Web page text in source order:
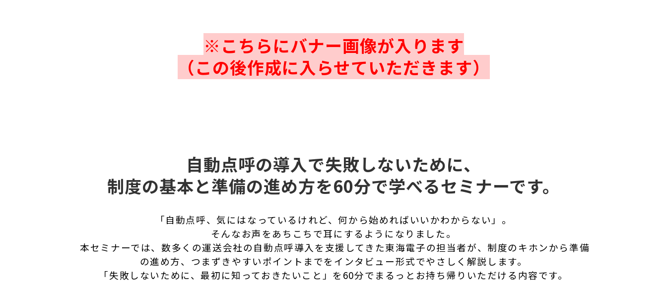
※こちらにバナー画像が入ります
（この後作成に入らせていただきます）
自動点呼の導入で失敗しないために、
制度の基本と準備の進め方を60分で学べるセミナーです。
「自動点呼、気にはなっているけれど、何から始めればいいかわからない」。
そんなお声をあちこちで耳にするようになりました。
本セミナーでは、数多くの運送会社の自動点呼導入を支援してきた東海電子の担当者が、制度のキホンから準備
の進め方、つまずきやすいポイントまでをインタビュー形式でやさしく解説します。
「失敗しないために、最初に知っておきたいこと」を60分でまるっとお持ち帰りいただける内容です。